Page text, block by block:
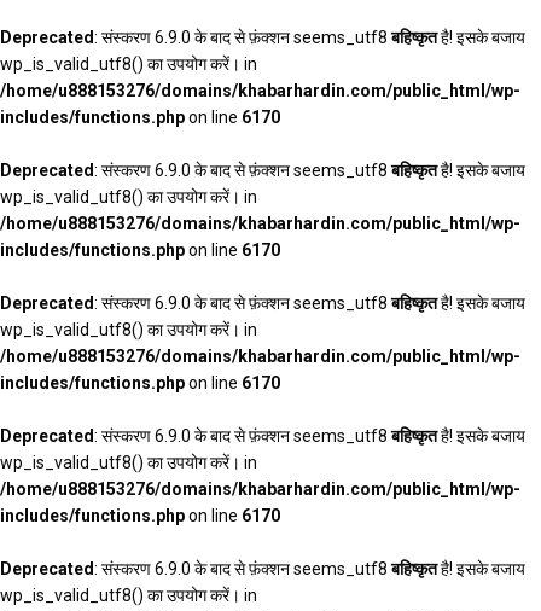
Deprecated: संस्करण 6.9.0 के बाद से फ़ंक्शन seems_utf8बहिष्कृतहै! इसके बजाय
wp_is_valid_utf8() का उपयोग करें। in
/home/u888153276/domains/khabarhardin.com/public_html/wp-
includes/functions.phpon line 6170
Deprecated: संस्करण 6.9.0 के बाद से फ़ंक्शन seems_utf8बहिष्कृतहै! इसके बजाय
wp_is_valid_utf8() का उपयोग करें। in
/home/u888153276/domains/khabarhardin.com/public_html/wp-
includes/functions.phpon line 6170
Deprecated: संस्करण 6.9.0 के बाद से फ़ंक्शन seems_utf8बहिष्कृतहै! इसके बजाय
wp_is_valid_utf8() का उपयोग करें। in
/home/u888153276/domains/khabarhardin.com/public_html/wp-
includes/functions.phpon line 6170
Deprecated: संस्करण 6.9.0 के बाद से फ़ंक्शन seems_utf8बहिष्कृतहै! इसके बजाय
wp_is_valid_utf8() का उपयोग करें। in
/home/u888153276/domains/khabarhardin.com/public_html/wp-
includes/functions.phpon line 6170
Deprecated: संस्करण 6.9.0 के बाद से फ़ंक्शन seems_utf8बहिष्कृतहै! इसके बजाय
wp_is_valid_utf8() का उपयोग करें। in